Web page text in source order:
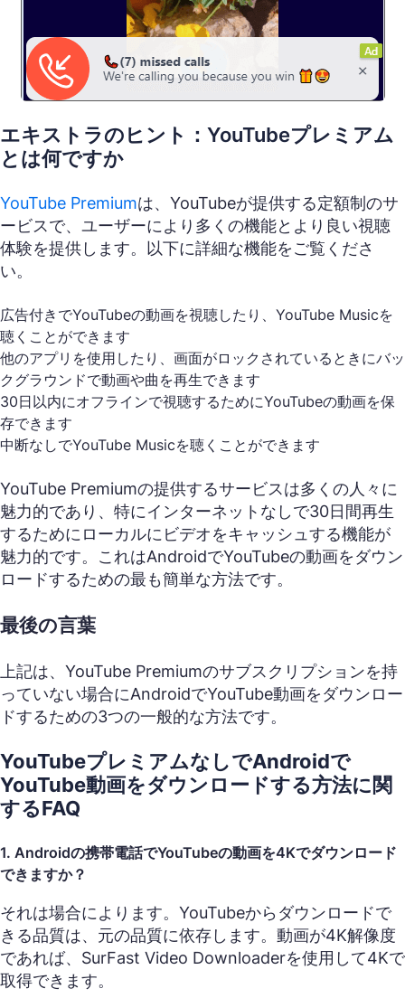
エキストラのヒント： YouTubeプレミアム
とは何ですか
YouTube Premiumは、YouTubeが提供する定額制のサ
ービスで、ユーザーにより多くの機能とより良い視聴
体験を提供します。以下に詳細な機能をご覧くださ
い。
広告付きでYouTubeの動画を視聴したり、YouTube Musicを
聴くことができます
他のアプリを使用したり、画面がロックされているときにバッ
クグラウンドで動画や曲を再生できます
30日以内にオフラインで視聴するためにYouTubeの動画を保
存できます
中断なしでYouTube Musicを聴くことができます
YouTube Premiumの提供するサービスは多くの人々に
魅力的であり、特にインターネットなしで30日間再生
するためにローカルにビデオをキャッシュする機能が
魅力的です。これはAndroidでYouTubeの動画をダウン
ロードするための最も簡単な方法です。
最後の言葉
上記は、YouTube Premiumのサブスクリプションを持
っていない場合にAndroidでYouTube動画をダウンロー
ドするための3つの一般的な方法です。
YouTubeプレミアムなしでAndroidで
YouTube動画をダウンロードする方法に関
するFAQ
1. Androidの携帯電話でYouTubeの動画を4Kでダウンロード
できますか？
それは場合によります。YouTubeからダウンロードで
きる品質は、元の品質に依存します。動画が4K解像度
であれば、SurFast Video Downloaderを使用して4Kで
取得できます。